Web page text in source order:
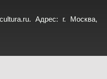
. Адрес: г. Москва,